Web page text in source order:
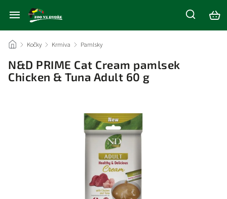
/ Kočky / Krmiva / Pamlsky
N&D PRIME Cat Cream pamlsek
Chicken & Tuna Adult 60 g